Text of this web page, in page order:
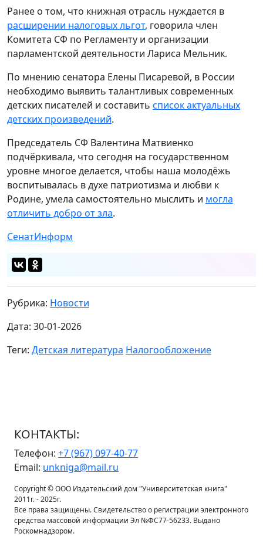
Ранее о том, что книжная отрасль нуждается в
расширении налоговых льгот, говорила член
Комитета СФ по Регламенту и организации
парламентской деятельности Лариса Мельник.
По мнению сенатора Елены Писаревой, в России
необходимо выявить талантливых современных
детских писателей и составить список актуальных
детских произведений.
Председатель СФ Валентина Матвиенко
подчёркивала, что сегодня на государственном
уровне многое делается, чтобы наша молодёжь
воспитывалась в духе патриотизма и любви к
Родине, умела самостоятельно мыслить и могла
отличить добро от зла.
СенатИнформ
Рубрика: Новости
Дата: 30-01-2026
Теги: Детская литература Налогообложение
КОНТАКТЫ:
Телефон: +7 (967) 097-40-77
Email: unkniga@mail.ru
Copyright © ООО Издательский дом "Университетская книга"
2011г. - 2025г.
Все права защищены. Свидетельство о регистрации электронного
средства массовой информации Эл №ФС77-56233. Выдано
Роскомнадзором.